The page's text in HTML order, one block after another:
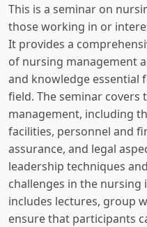
This is a seminar on
those working in or
It provides a
of nursing management
and knowledge essential
field. The seminar covers
management, including
facilities, personnel and
assurance, and legal
leadership techniques
challenges in the nursing
includes lectures, group
ensure that participants